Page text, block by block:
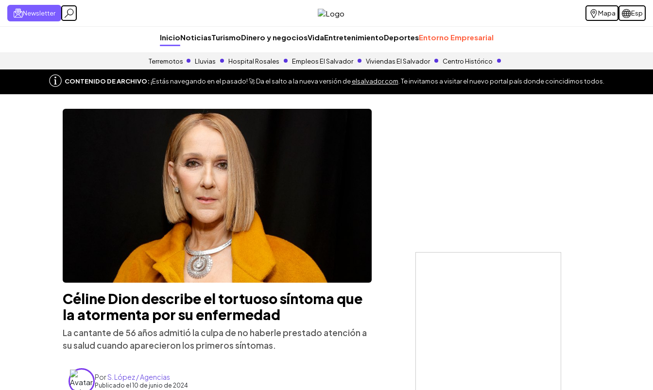
Newsletter Mapa Esp
InicioNoticiasTurismoDinero y negociosVidaEntretenimientoDeportesEntorno Empresarial
Terremotos Lluvias Hospital Rosales Empleos El Salvador Viviendas El Salvador Centro Histórico
CONTENIDO DE ARCHIVO:¡Estás navegando en el pasado! 🚀 Da el salto a la nueva versión deelsalvador.com . Te invitamos a visitar el nuevo portal país donde coincidimos todos.
Céline Dion describe el tortuoso síntoma que
la atormenta por su enfermedad
La cantante de 56 años admitió la culpa de no haberle prestado atención a
su salud cuando aparecieron los primeros síntomas.
PorS. López / Agencias
Publicado el 10 de junio de 2024